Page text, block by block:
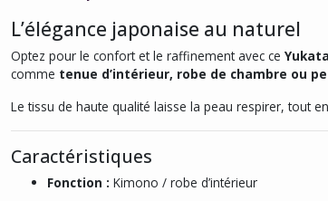
L’élégance japonaise au naturel
Optez pour le confort et le raffinement avec ce
comme tenue d’intérieur, robe de chambre ou
Le tissu de haute qualité laisse la peau respirer, tout
Caractéristiques
Fonction : Kimono / robe d’intérieur